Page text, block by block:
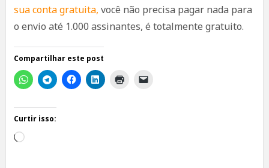
sua conta gratuita, você não precisa pagar nada para
o envio até 1.000 assinantes, é totalmente gratuito.
Compartilhar este post
Curtir isso:
Carregando...